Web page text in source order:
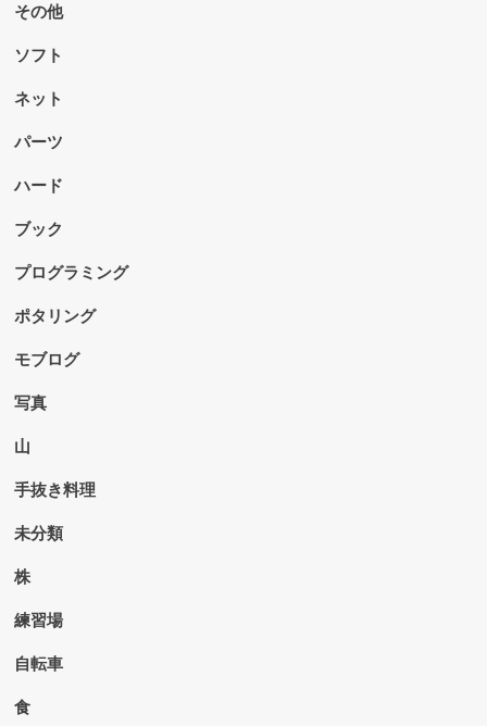
その他
ソフト
ネット
パーツ
ハード
ブック
プログラミング
ポタリング
モブログ
写真
山
手抜き料理
未分類
株
練習場
自転車
食